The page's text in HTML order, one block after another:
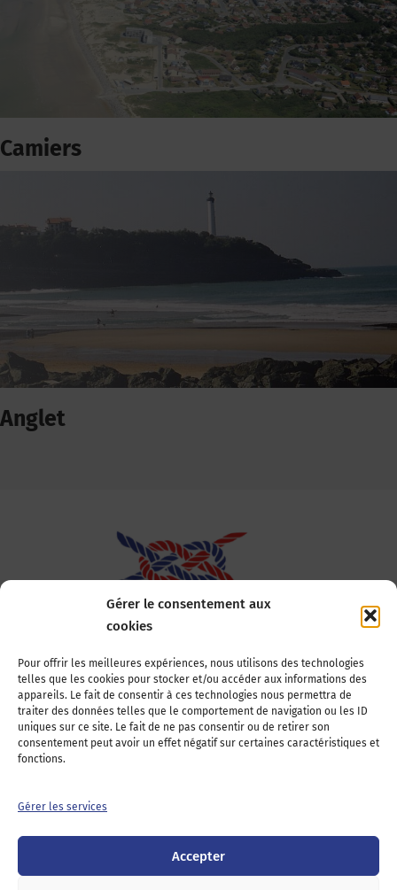
Gérer le consentement aux
cookies
Pour offrir les meilleures expériences, nous utilisons des technologies
telles que les cookies pour stocker et/ou accéder aux informations des
appareils. Le fait de consentir à ces technologies nous permettra de
traiter des données telles que le comportement de navigation ou les ID
uniques sur ce site. Le fait de ne pas consentir ou de retirer son
consentement peut avoir un effet négatif sur certaines caractéristiques et
fonctions.
Gérer les services
Accepter
Camiers
Anglet
Association Nationale des Elus des Littoraux
22, boulevard de la Tour-Maubourg
75007 Paris
Tél : 01 44 11 11 70
E-mail : anel-secretariat@anel.asso.fr
Devenez adhérents
Twitter